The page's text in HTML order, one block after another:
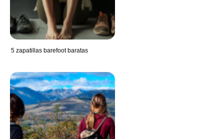
5 zapatillas barefoot baratas